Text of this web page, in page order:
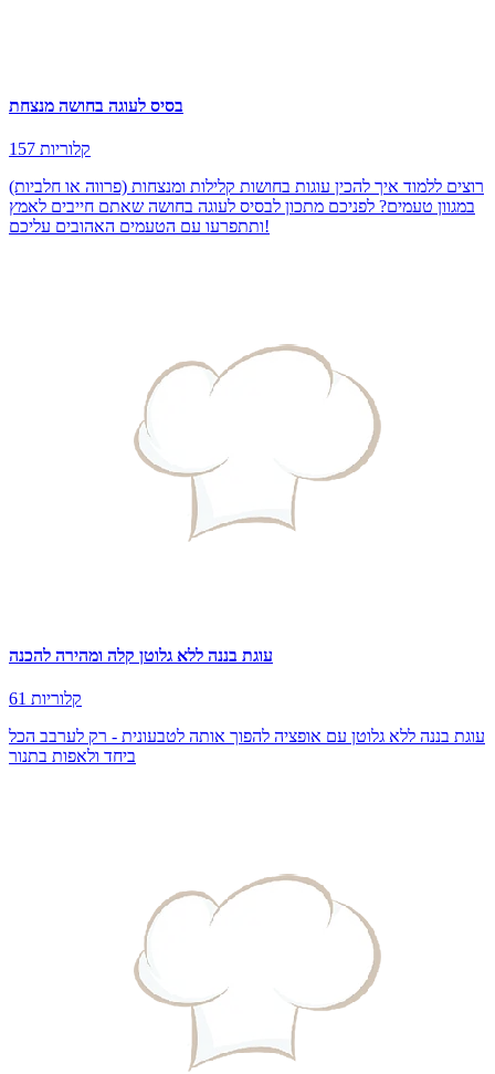
בסיס לעוגה בחושה מנצחת
157 קלוריות
רוצים ללמוד איך להכין עוגות בחושות קלילות ומנצחות (פרווה או חלביות)
במגוון טעמים? לפניכם מתכון לבסיס לעוגה בחושה שאתם חייבים לאמץ
ותתפרעו עם הטעמים האהובים עליכם!
עוגת בננה ללא גלוטן קלה ומהירה להכנה
61 קלוריות
עוגת בננה ללא גלוטן עם אופציה להפוך אותה לטבעונית - רק לערבב הכל
ביחד ולאפות בתנור